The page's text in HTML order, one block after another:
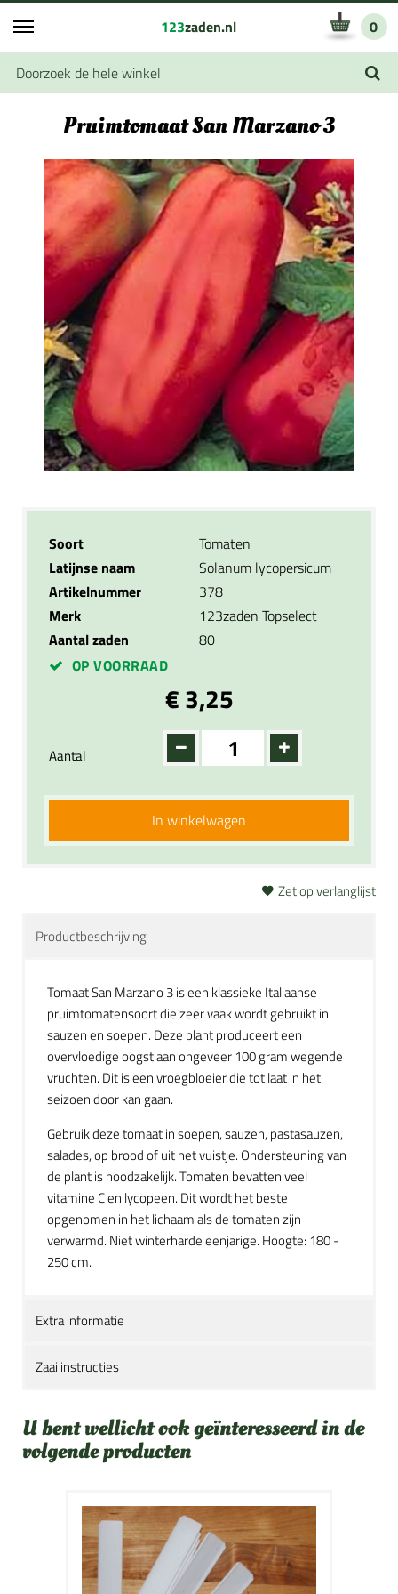
123zaden.nl 0
Pruimtomaat San Marzano 3
Soort
Tomaten
Latijnse naam
Solanum lycopersicum
Artikelnummer
378
Merk
123zaden Topselect
Aantal zaden
80
OP VOORRAAD
€ 3,25
Aantal
In winkelwagen
Zet op verlanglijst
Productbeschrijving
Tomaat San Marzano 3 is een klassieke Italiaanse
pruimtomatensoort die zeer vaak wordt gebruikt in
sauzen en soepen. Deze plant produceert een
overvloedige oogst aan ongeveer 100 gram wegende
vruchten. Dit is een vroegbloeier die tot laat in het
seizoen door kan gaan.
Gebruik deze tomaat in soepen, sauzen, pastasauzen,
salades, op brood of uit het vuistje. Ondersteuning van
de plant is noodzakelijk. Tomaten bevatten veel
vitamine C en lycopeen. Dit wordt het beste
opgenomen in het lichaam als de tomaten zijn
verwarmd. Niet winterharde eenjarige. Hoogte: 180 -
250 cm.
Extra informatie
Zaai instructies
U bent wellicht ook geïnteresseerd in de
volgende producten